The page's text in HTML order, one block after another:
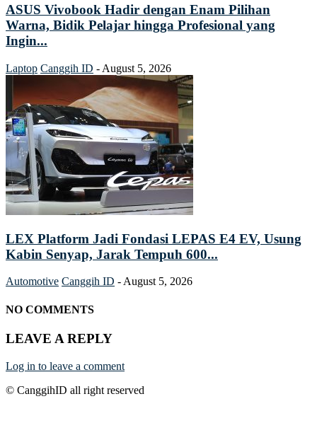
ASUS Vivobook Hadir dengan Enam Pilihan
Warna, Bidik Pelajar hingga Profesional yang
Ingin...
Laptop Canggih ID - August 5, 2026
LEX Platform Jadi Fondasi LEPAS E4 EV, Usung
Kabin Senyap, Jarak Tempuh 600...
Automotive Canggih ID - August 5, 2026
NO COMMENTS
LEAVE A REPLY
Log in to leave a comment
© CanggihID all right reserved